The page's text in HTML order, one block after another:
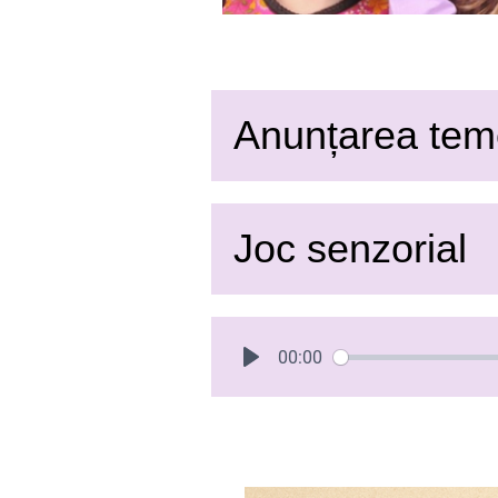
Anunțarea
Joc senzorial
00:00